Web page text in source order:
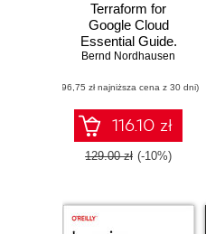
Terraform for
Google Cloud
Essential Guide.
Learn how to
infrastructure in
Google Cloud
securely and
efficiently
Bernd Nordhausen
(96,75 zł najniższa cena z 30 dni)
116.10 zł
129.00 zł (-10%)